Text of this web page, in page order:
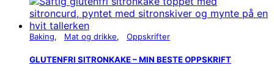
Baking Mat og drikke Oppskrifter
GLUTENFRI SITRONKAKE – MIN BESTE OPPSKRIFT